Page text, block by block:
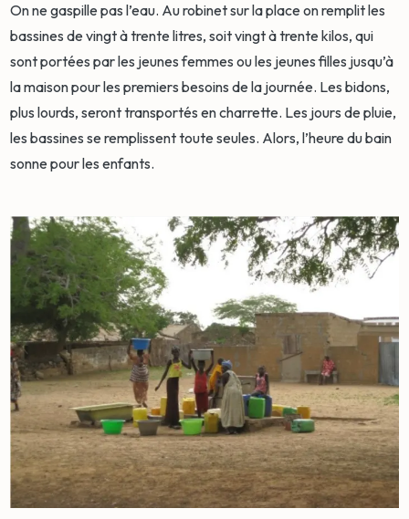
On ne gaspille pas l’eau. Au robinet sur la place on remplit les
bassines de vingt à trente litres, soit vingt à trente kilos, qui
sont portées par les jeunes femmes ou les jeunes filles jusqu’à
la maison pour les premiers besoins de la journée. Les bidons,
plus lourds, seront transportés en charrette. Les jours de pluie,
les bassines se remplissent toute seules. Alors, l’heure du bain
sonne pour les enfants.